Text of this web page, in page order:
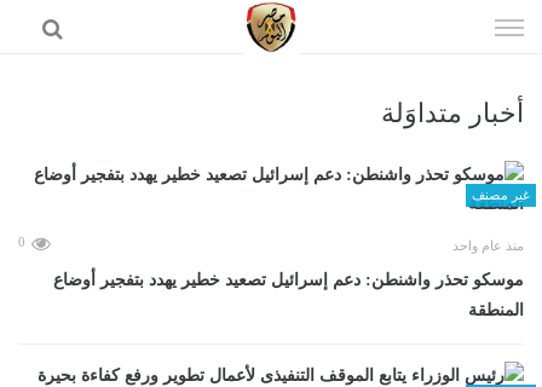
الى
أخبار متداوَلة
غير مصنف
منذ عام واحد 0
موسكو تحذر واشنطن: دعم إسرائيل تصعيد خطير يهدد بتفجير أوضاع
المنطقة